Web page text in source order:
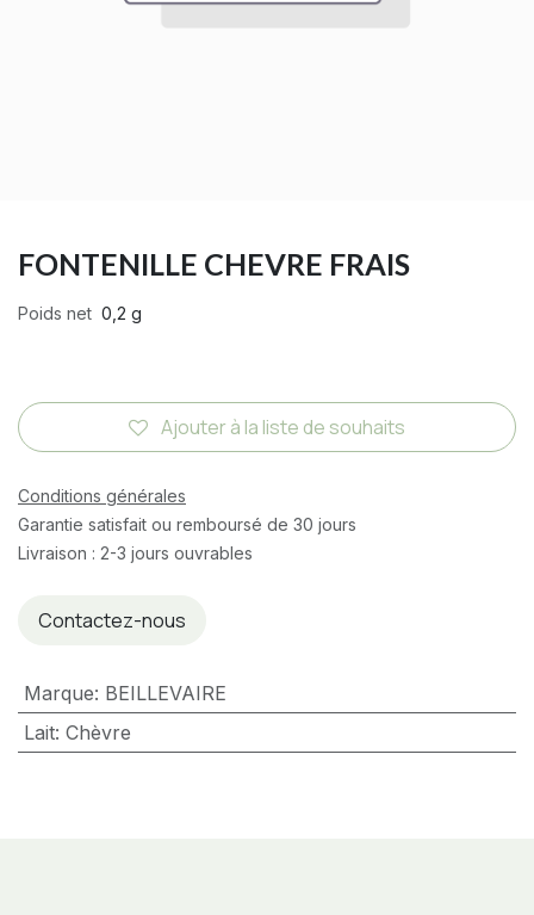
FONTENILLE CHEVRE FRAIS
Poids net 0,2 g
Ajouter à la liste de souhaits
Conditions générales
Garantie satisfait ou remboursé de 30 jours
Livraison : 2-3 jours ouvrables
Contactez-nous
Marque: BEILLEVAIRE
Lait: Chèvre